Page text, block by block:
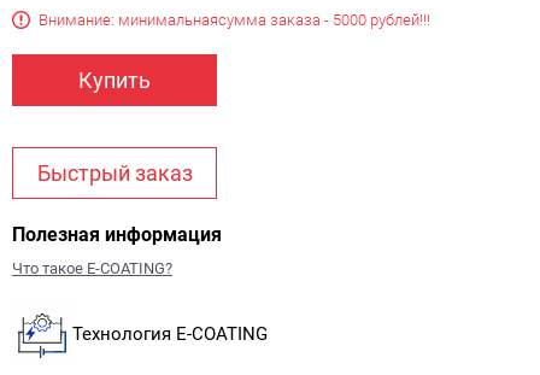
Внимание: минимальнаясумма заказа - 5000 рублей!!!
Купить
Быстрый заказ
Полезная информация
Что такое E-COATING?
Технология E-COATING